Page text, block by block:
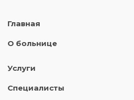
Главная
О больнице
Услуги
Специалисты